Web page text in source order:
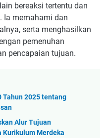
bereaksi tertentu dan
Ia memahami dan
serta menghasilkan
pemenuhan
pencapaian tujuan.
Tahun 2025 tentang
Alur Tujuan
Kurikulum Merdeka